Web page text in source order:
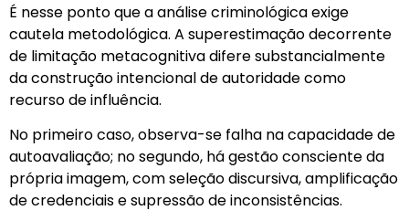
É nesse ponto que a análise criminológica exige
cautela metodológica. A superestimação decorrente
de limitação metacognitiva difere substancialmente
da construção intencional de autoridade como
recurso de influência.
No primeiro caso, observa-se falha na capacidade de
autoavaliação; no segundo, há gestão consciente da
própria imagem, com seleção discursiva, amplificação
de credenciais e supressão de inconsistências.